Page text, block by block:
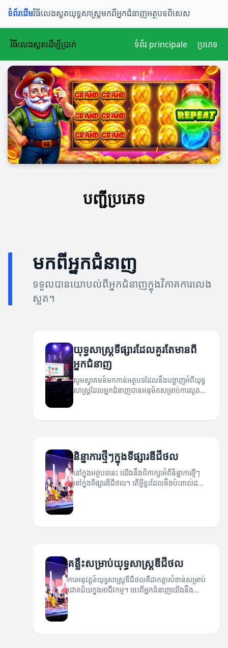
ទំព័រដើមវិធីលេងស្លតយុទ្ធសាស្ត្រមកពីអ្នកជំនាញអត្ថបទពិសេស
វិធីលេងស្លតដើម្បីប្រាក់ ទំព័រ principale ប្រភេទ
បញ្ជីប្រភេទ
មកពីអ្នកជំនាញ
ទទួលបានយោបល់ពីអ្នកជំនាញក្នុងវិភាគការលេង
ស្លត។
យុទ្ធសាស្ត្រទីផ្សារដែលគួរតែមានពី
អ្នកជំនាញ
សូមស្វាគមន៍មកកាន់អត្ថបទដែលនឹងបង្ហាញអំពីយុទ្ធ
សាស្ត្រដែលអ្នកជំនាញបានអនុម័តសម្រាប់ការលូត
និន្នាការថ្មីៗក្នុងទីផ្សារឌីជីថល
នៅក្នុងអត្ថបទនេះ យើងនឹងពិភាក្សាអំពីនិន្នាការថ្មីៗ
នៅក្នុងទីផ្សារឌីជីថល។ តើអ្វីខ្លះដែលនឹងប៉ះពាល់ដល់
គន្លឹះសម្រាប់យុទ្ធសាស្ត្រឌីជីថល
ការអនុវត្តន៍យុទ្ធសាស្ត្រឌីជីថលគឺជាកត្តាសំខាន់សម្រាប់
ជោគជ័យក្នុងអាជីវកម្ម។ ចេះពីអ្នកជំនាញយើងនឹង
ពិភាក្សាអំពីគន្លឹះដ៏សំខាន់សម្រាប់ការអភិវឌ្ឍន៍យុទ្ធ
សាស្ត្រ។